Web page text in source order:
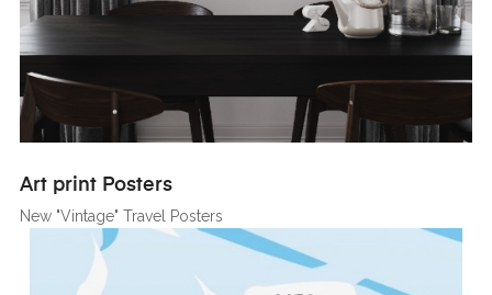
Art print Posters
New "Vintage" Travel Posters